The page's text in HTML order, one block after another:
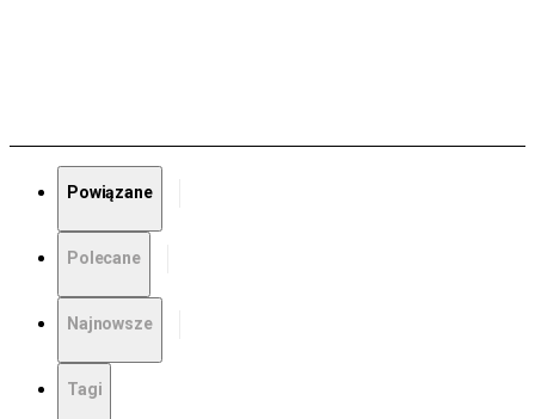
Powiązane
Polecane
Najnowsze
Tagi